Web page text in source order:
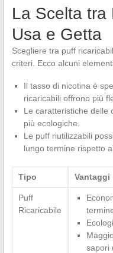
La Scelta tra
Usa e Getta
Scegliere tra puff
criteri. Ecco alcuni
Il tasso di nicotina è
ricaricabili offrono più
Le caratteristiche delle
più ecologiche.
Le puff riutilizzabili
lungo termine rispetto
Tipo Vantaggi
Puff
Ricaricabile
sapori